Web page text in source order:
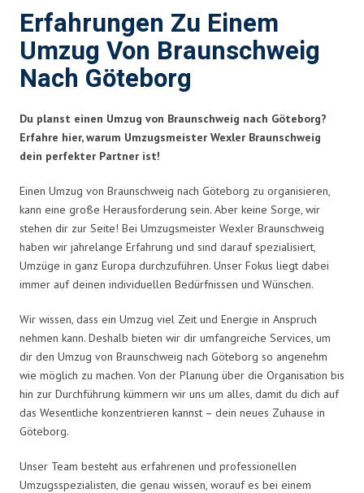
Erfahrungen Zu Einem
Umzug Von Braunschweig
Nach Göteborg
Du planst einen Umzug von Braunschweig nach Göteborg?
Erfahre hier, warum Umzugsmeister Wexler Braunschweig
dein perfekter Partner ist!
Einen Umzug von Braunschweig nach Göteborg zu organisieren,
kann eine große Herausforderung sein. Aber keine Sorge, wir
stehen dir zur Seite! Bei Umzugsmeister Wexler Braunschweig
haben wir jahrelange Erfahrung und sind darauf spezialisiert,
Umzüge in ganz Europa durchzuführen. Unser Fokus liegt dabei
immer auf deinen individuellen Bedürfnissen und Wünschen.
Wir wissen, dass ein Umzug viel Zeit und Energie in Anspruch
nehmen kann. Deshalb bieten wir dir umfangreiche Services, um
dir den Umzug von Braunschweig nach Göteborg so angenehm
wie möglich zu machen. Von der Planung über die Organisation bis
hin zur Durchführung kümmern wir uns um alles, damit du dich auf
das Wesentliche konzentrieren kannst – dein neues Zuhause in
Göteborg.
Unser Team besteht aus erfahrenen und professionellen
Umzugsspezialisten, die genau wissen, worauf es bei einem